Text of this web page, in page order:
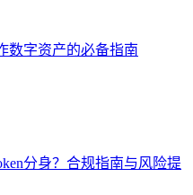
数字资产的必备指南
分身？合规指南与风险提